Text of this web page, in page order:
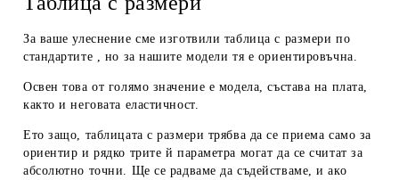
За ваше улеснение сме изготвили таблица с размери по
стандартите , но за нашите модели тя е ориентировъчна.
Освен това от голямо значение е модела, състава на плата,
както и неговата еластичност.
Ето защо, таблицата с размери трябва да се приема само за
ориентир и рядко трите й параметра могат да се считат за
абсолютно точни. Ще се радваме да съдействаме, и ако